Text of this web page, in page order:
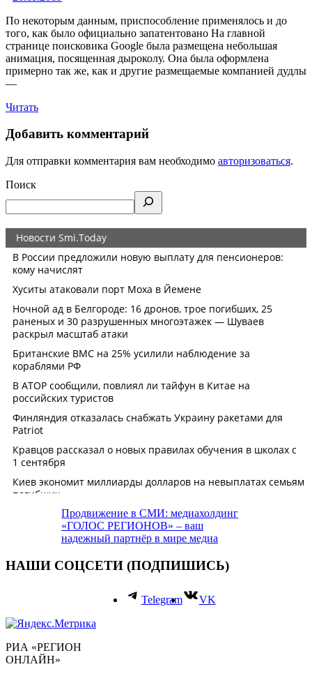
По некоторым данным, приспособление применялось и до
того, как было официально запатентовано На главной
странице поисковика Google была размещена небольшая
анимация, посященная дыроколу. Она была оформлена
примерно так же, как и другие размещаемые компанией дудлы
—
Читать
Добавить комментарий
Для отправки комментария вам необходимо авторизоваться.
Поиск
Продвижение в СМИ: медиахолдинг
«ГОЛОС РЕГИОНОВ» – ваш
надежный партнёр в мире медиа
НАШИ СОЦСЕТИ (ПОДПИШИСЬ)
Telegram VK
РИА «РЕГИОН
ОНЛАЙН»